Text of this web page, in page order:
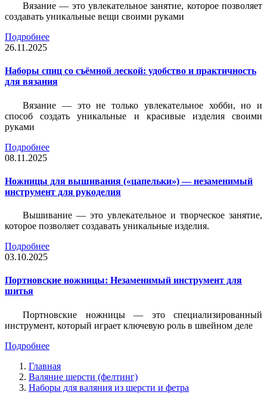
Вязание — это увлекательное занятие, которое позволяет
создавать уникальные вещи своими руками
Подробнее
26.11.2025
Наборы спиц со съёмной леской: удобство и практичность
для вязания
Вязание — это не только увлекательное хобби, но и
способ создать уникальные и красивые изделия своими
руками
Подробнее
08.11.2025
Ножницы для вышивания («цапельки») — незаменимый
инструмент для рукоделия
Вышивание — это увлекательное и творческое занятие,
которое позволяет создавать уникальные изделия.
Подробнее
03.10.2025
Портновские ножницы: Незаменимый инструмент для
шитья
Портновские ножницы — это специализированный
инструмент, который играет ключевую роль в швейном деле
Подробнее
Главная
Валяние шерсти (фелтинг)
Наборы для валяния из шерсти и фетра